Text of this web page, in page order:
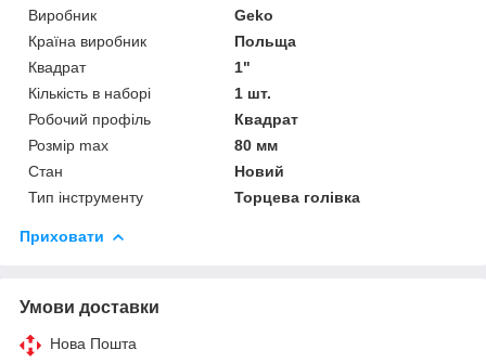
Виробник
Geko
Країна виробник
Польща
Квадрат
1"
Кількість в наборі
1 шт.
Робочий профіль
Квадрат
Розмір max
80 мм
Стан
Новий
Тип інструменту
Торцева голівка
Приховати
Умови доставки
Нова Пошта